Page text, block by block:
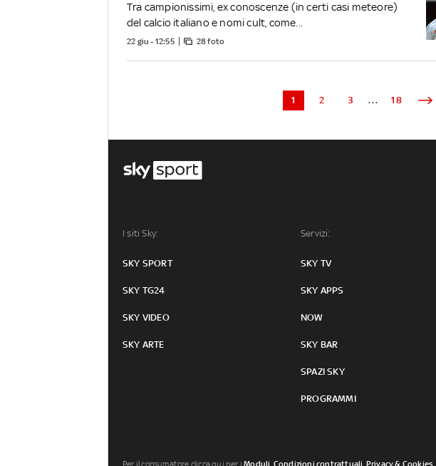
Tra campionissimi, ex conoscenze (in certi casi meteore)
del calcio italiano e nomi cult, come...
22 giu - 12:55 28 foto
1 2 3 ... 18
I siti Sky:
SKY SPORT
SKY TG24
SKY VIDEO
SKY ARTE
Servizi:
SKY TV
SKY APPS
NOW
SKY BAR
SPAZI SKY
PROGRAMMI